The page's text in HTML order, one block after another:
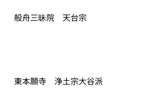
般舟三昧院　天台宗
東本願寺　浄土宗大谷派